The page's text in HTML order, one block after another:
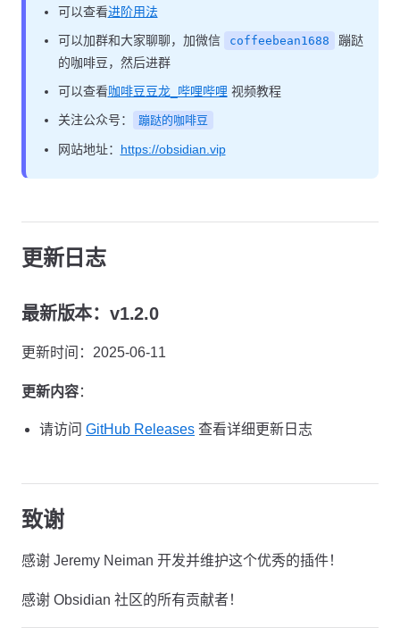
可以查看进阶用法
可以加群和大家聊聊，加微信
coffeebean1688
蹦跶
的咖啡豆，然后进群
可以查看咖啡豆豆龙_哔哩哔哩 视频教程
关注公众号：
蹦跶的咖啡豆
网站地址： https://obsidian.vip
更新日志
最新版本：v1.2.0
更新时间：2025-06-11
更新内容：
请访问 GitHub Releases 查看详细更新日志
致谢
感谢 Jeremy Neiman 开发并维护这个优秀的插件！
感谢 Obsidian 社区的所有贡献者！